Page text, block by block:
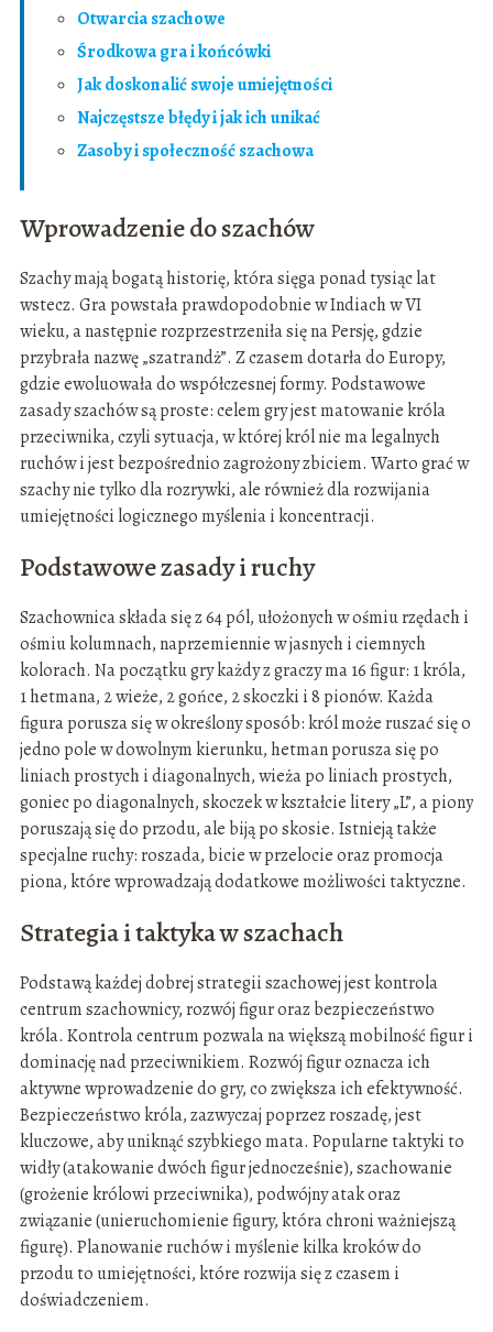
Otwarcia szachowe
Środkowa gra i końcówki
Jak doskonalić swoje umiejętności
Najczęstsze błędy i jak ich unikać
Zasoby i społeczność szachowa
Wprowadzenie do szachów
Szachy mają bogatą historię, która sięga ponad tysiąc lat
wstecz. Gra powstała prawdopodobnie w Indiach w VI
wieku, a następnie rozprzestrzeniła się na Persję, gdzie
przybrała nazwę „szatrandż”. Z czasem dotarła do Europy,
gdzie ewoluowała do współczesnej formy. Podstawowe
zasady szachów są proste: celem gry jest matowanie króla
przeciwnika, czyli sytuacja, w której król nie ma legalnych
ruchów i jest bezpośrednio zagrożony zbiciem. Warto grać w
szachy nie tylko dla rozrywki, ale również dla rozwijania
umiejętności logicznego myślenia i koncentracji.
Podstawowe zasady i ruchy
Szachownica składa się z 64 pól, ułożonych w ośmiu rzędach i
ośmiu kolumnach, naprzemiennie w jasnych i ciemnych
kolorach. Na początku gry każdy z graczy ma 16 figur: 1 króla,
1 hetmana, 2 wieże, 2 gońce, 2 skoczki i 8 pionów. Każda
figura porusza się w określony sposób: król może ruszać się o
jedno pole w dowolnym kierunku, hetman porusza się po
liniach prostych i diagonalnych, wieża po liniach prostych,
goniec po diagonalnych, skoczek w kształcie litery „L”, a piony
poruszają się do przodu, ale biją po skosie. Istnieją także
specjalne ruchy: roszada, bicie w przelocie oraz promocja
piona, które wprowadzają dodatkowe możliwości taktyczne.
Strategia i taktyka w szachach
Podstawą każdej dobrej strategii szachowej jest kontrola
centrum szachownicy, rozwój figur oraz bezpieczeństwo
króla. Kontrola centrum pozwala na większą mobilność figur i
dominację nad przeciwnikiem. Rozwój figur oznacza ich
aktywne wprowadzenie do gry, co zwiększa ich efektywność.
Bezpieczeństwo króla, zazwyczaj poprzez roszadę, jest
kluczowe, aby uniknąć szybkiego mata. Popularne taktyki to
widły (atakowanie dwóch figur jednocześnie), szachowanie
(grożenie królowi przeciwnika), podwójny atak oraz
związanie (unieruchomienie figury, która chroni ważniejszą
figurę). Planowanie ruchów i myślenie kilka kroków do
przodu to umiejętności, które rozwija się z czasem i
doświadczeniem.